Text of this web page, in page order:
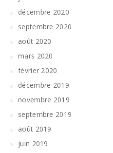
décembre 2020
septembre 2020
août 2020
mars 2020
février 2020
décembre 2019
novembre 2019
septembre 2019
août 2019
juin 2019